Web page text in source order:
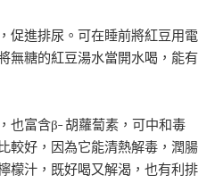
促進排尿。可在睡前將紅豆用電
無糖的紅豆湯水當開水喝，能有
也富含β- 胡蘿蔔素，可中和毒
較好，因為它能清熱解毒，潤腸
檬汁，既好喝又解渴，也有利排